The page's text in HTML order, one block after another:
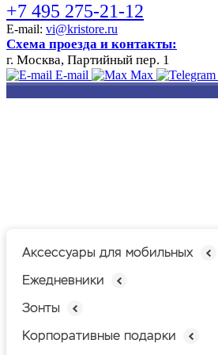
+7 495 275-21-12
E-mail: vi@kristore.ru
Схема проезда и контакты:
г. Москва, Партийный пер. 1
E-mail Max
Аксессуары для мобильных
Ежедневники
Зонты
Корпоративные подарки